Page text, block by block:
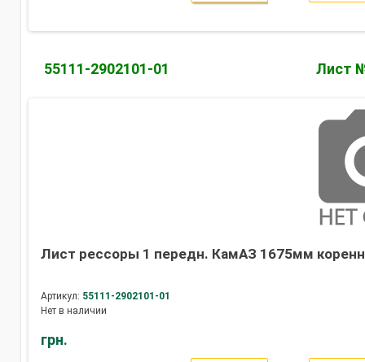
55111-2902101-01 Лист
Лист рессоры 1 передн. КамАЗ 1675мм
Артикул: 55111-2902101-01
Нет в наличии
грн.